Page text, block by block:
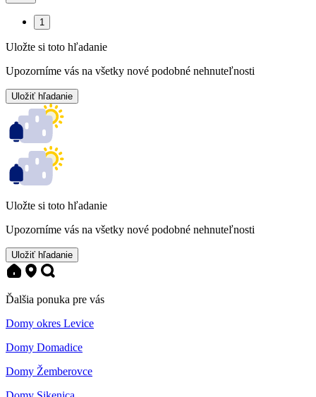
1
Uložte si toto hľadanie
Upozorníme vás na všetky nové podobné nehnuteľnosti
Uložiť hľadanie
Uložte si toto hľadanie
Upozorníme vás na všetky nové podobné nehnuteľnosti
Uložiť hľadanie
Ďalšia ponuka pre vás
Domy okres Levice
Domy Domadice
Domy Žemberovce